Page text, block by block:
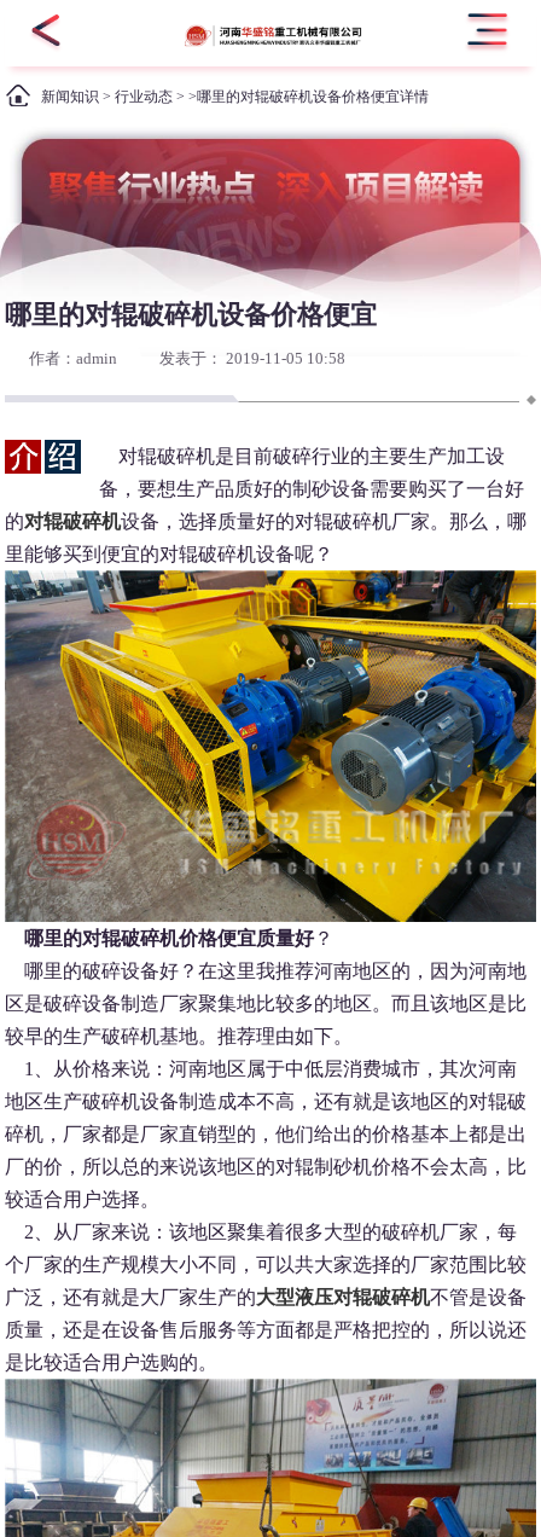
新闻知识 >行业动态 > >哪里的对辊破碎机设备价格便宜详情
哪里的对辊破碎机设备价格便宜
作者：admin 发表于： 2019-11-05 10:58
对辊破碎机是目前破碎行业的主要生产加工设
备，要想生产品质好的制砂设备需要购买了一台好
的对辊破碎机设备，选择质量好的对辊破碎机厂家。那么，哪
里能够买到便宜的对辊破碎机设备呢？
哪里的对辊破碎机价格便宜质量好？
哪里的破碎设备好？在这里我推荐河南地区的，因为河南地
区是破碎设备制造厂家聚集地比较多的地区。而且该地区是比
较早的生产破碎机基地。推荐理由如下。
1、从价格来说：河南地区属于中低层消费城市，其次河南
地区生产破碎机设备制造成本不高，还有就是该地区的对辊破
碎机，厂家都是厂家直销型的，他们给出的价格基本上都是出
厂的价，所以总的来说该地区的对辊制砂机价格不会太高，比
较适合用户选择。
2、从厂家来说：该地区聚集着很多大型的破碎机厂家，每
个厂家的生产规模大小不同，可以共大家选择的厂家范围比较
广泛，还有就是大厂家生产的大型液压对辊破碎机不管是设备
质量，还是在设备售后服务等方面都是严格把控的，所以说还
是比较适合用户选购的。